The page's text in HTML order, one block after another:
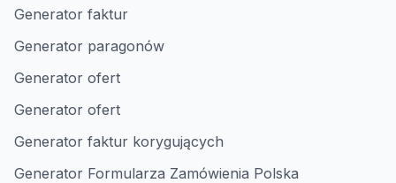
Generator faktur
Generator paragonów
Generator ofert
Generator ofert
Generator faktur korygujących
Generator Formularza Zamówienia Polska